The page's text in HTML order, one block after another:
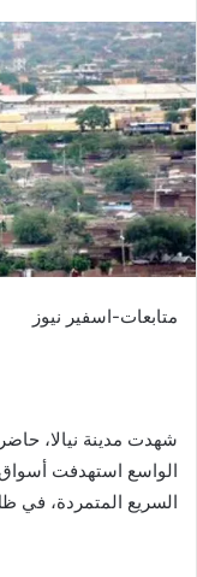
متابعات-اسفير نيوز
شهدت مدينة نيالا،
الواسع استهدفت أسواق
السريع المتمردة، في